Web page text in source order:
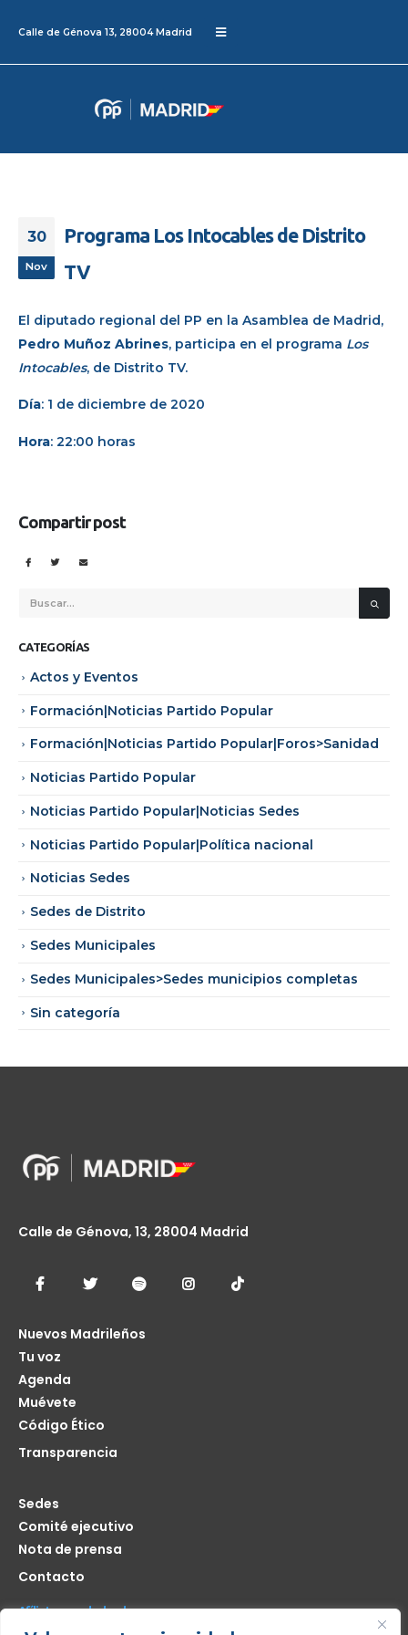
Calle de Génova 13, 28004 Madrid
30
Nov
Programa Los Intocables de Distrito
TV
El diputado regional del PP en la Asamblea de Madrid,
Pedro Muñoz Abrines, participa en el programa Los
Intocables, de Distrito TV.
Día: 1 de diciembre de 2020
Hora: 22:00 horas
Compartir post
CATEGORÍAS
Actos y Eventos
Formación|Noticias Partido Popular
Formación|Noticias Partido Popular|Foros>Sanidad
Noticias Partido Popular
Noticias Partido Popular|Noticias Sedes
Noticias Partido Popular|Política nacional
Noticias Sedes
Sedes de Distrito
Sedes Municipales
Sedes Municipales>Sedes municipios completas
Sin categoría
Calle de Génova, 13, 28004 Madrid
Nuevos Madrileños
Tu voz
Agenda
Muévete
Código Ético
Transparencia
Sedes
Comité ejecutivo
Nota de prensa
Contacto
Afíliate seas de donde seas